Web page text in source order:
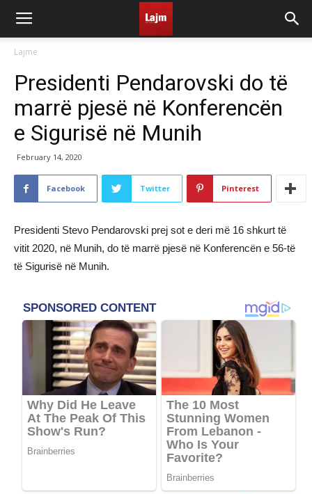
Lajme
Presidenti Pendarovski do të
marrë pjesë në Konferencën
e Sigurisë në Munih
February 14, 2020
Facebook Twitter Pinterest
Presidenti Stevo Pendarovski prej sot e deri më 16 shkurt të
vitit 2020, në Munih, do të marrë pjesë në Konferencën e 56-të
të Sigurisë në Munih.